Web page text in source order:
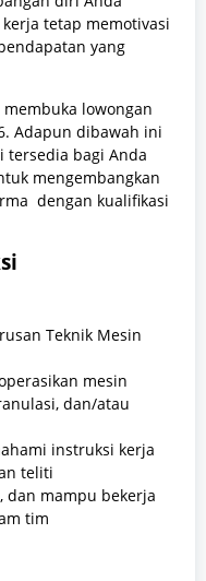
tetap memotivasi
yang
lowongan
Adapun dibawah ini
tersedia bagi Anda
mengembangkan
dengan kualifikasi
Teknik Mesin
mesin
dan/atau
instruksi kerja
teliti
dan mampu bekerja
tim